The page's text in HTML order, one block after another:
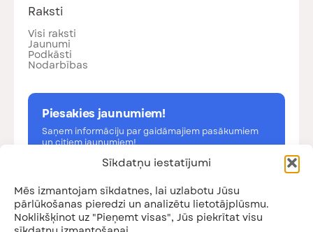
Sīkdatņu iestatījumi
Mēs izmantojam sīkdatnes, lai uzlabotu Jūsu
pārlūkošanas pieredzi un analizētu lietotājplūsmu.
Noklikšķinot uz "Pieņemt visas", Jūs piekrītat visu
Raksti
Visi raksti
Jaunumi
Podkāsti
Nodarbības
Piesakies jaunumiem!
Saņem informāciju par gaidāmajiem pasākumiem
un citiem jaunumiem!
Esmu iepazinies arprivātuma politiku